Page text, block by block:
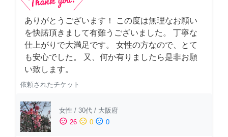
ありがとうございます！ この度は無理なお願い
を快諾頂きまして有難うございました。 丁寧な
仕上がりで大満足です。 女性の方なので、とて
も安心でした。 又、何か有りましたら是非お願
い致します。
依頼されたチケット
女性 / 30代 / 大阪府
sentiment_satisfied 26 sentiment_neutral 0 sentiment_dissatisfied 0